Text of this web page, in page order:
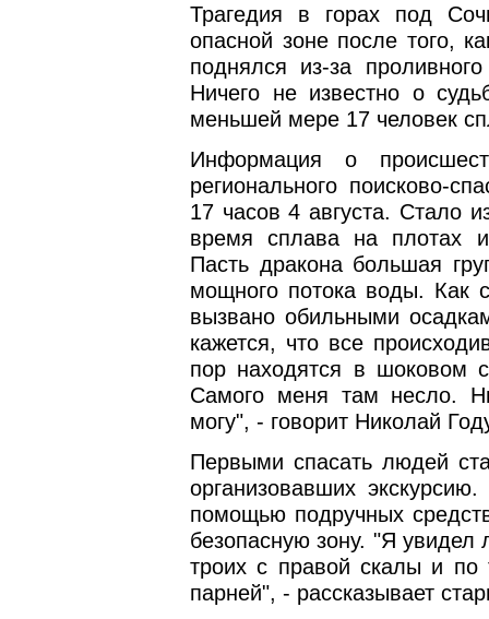
Трагедия в горах под
опасной зоне после того,
поднялся из-за
Ничего не известно о
меньшей мере 17 человек
Информация о
регионального поисково-
17 часов 4 августа. Стало
время сплава на плотах и
Пасть дракона большая
мощного потока воды. Как
вызвано обильными
кажется, что все
пор находятся в шоковом
Самого меня там несло.
могу", - говорит Николай
Первыми спасать людей
организовавших
помощью подручных
безопасную зону. "Я
троих с правой скалы и
парней", - рассказывает